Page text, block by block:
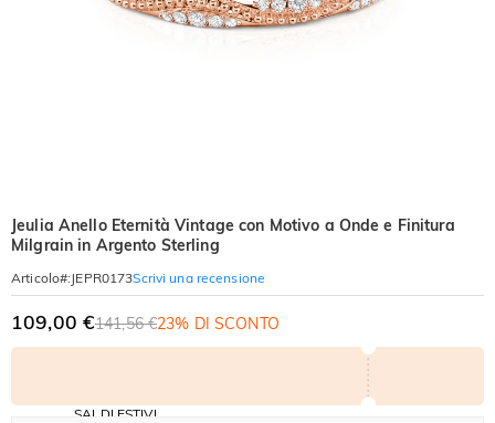
Jeulia Anello Eternità Vintage con Motivo a Onde e Finitura
Milgrain in Argento Sterling
Articolo#: JEPR0173Scrivi una recensione
109,00 €141,56 €23% DI SCONTO
SALDI ESTIVI